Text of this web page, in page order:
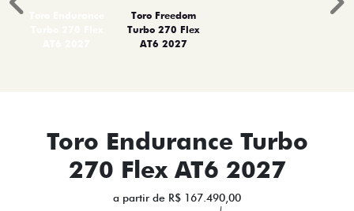
Toro Freedom
Turbo 270 Flex
AT6 2027
Anterior
Toro Endurance Turbo
270 Flex AT6 2027
a partir de R$ 167.490,00